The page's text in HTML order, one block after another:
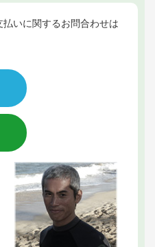
いに関するお問合わせは